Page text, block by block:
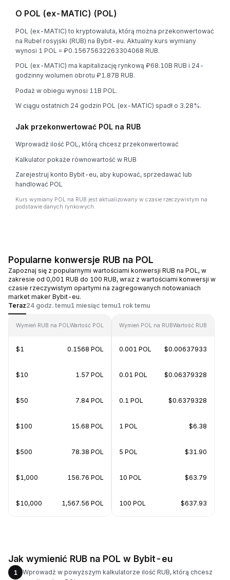
O POL (ex-MATIC) (POL)
POL (ex-MATIC) to kryptowaluta, którą można przekonwertować
na Rubel rosyjski (RUB) na Bybit-eu. Aktualny kurs wymiany
wynosi 1 POL = ₽0.15675632263304068 RUB.
POL (ex-MATIC) ma kapitalizację rynkową ₽68.10B RUB i 24-
godzinny wolumen obrotu ₽1.87B RUB.
Podaż w obiegu wynosi 11B POL.
W ciągu ostatnich 24 godzin POL (ex-MATIC) spadł o 3.28%.
Jak przekonwertować POL na RUB
Wprowadź ilość POL, którą chcesz przekonwertować
Kalkulator pokaże równowartość w RUB
Zarejestruj konto Bybit-eu, aby kupować, sprzedawać lub
handlować POL
Kurs wymiany POL na RUB jest aktualizowany w czasie rzeczywistym na
podstawie danych rynkowych.
Popularne konwersje RUB na POL
Zapoznaj się z popularnymi wartościami konwersji RUB na POL, w
zakresie od 0,001 RUB do 100 RUB, wraz z wartościami konwersji w
czasie rzeczywistym opartymi na zagregowanych notowaniach
market maker Bybit-eu.
Teraz24 godz. temu1 miesiąc temu1 rok temu
Wymień RUB na POLWartość POL
$1 0.1568 POL
$10 1.57 POL
$50 7.84 POL
$100 15.68 POL
$500 78.38 POL
$1,000 156.76 POL
$10,000 1,567.56 POL
Wymień POL na RUBWartość RUB
0.001 POL $0.00637933
0.01 POL $0.06379328
0.1 POL $0.6379328
1 POL $6.38
5 POL $31.90
10 POL $63.79
100 POL $637.93
Jak wymienić RUB na POL w Bybit-eu
1
Wprowadź w powyższym kalkulatorze ilość RUB, którą chcesz